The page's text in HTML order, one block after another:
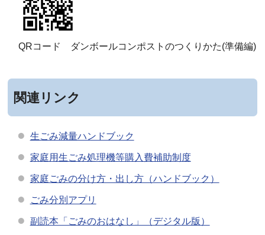
QRコード ダンボールコンポストのつくりかた(準備編)
関連リンク
生ごみ減量ハンドブック
家庭用生ごみ処理機等購入費補助制度
家庭ごみの分け方・出し方（ハンドブック）
ごみ分別アプリ
副読本「ごみのおはなし」（デジタル版）